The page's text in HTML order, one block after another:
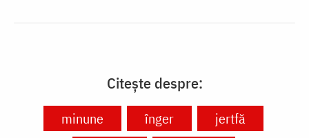
Citește despre:
minune înger
jertfă